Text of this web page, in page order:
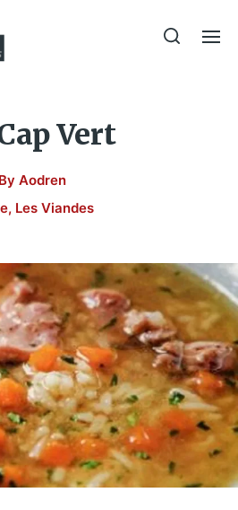
Vert
By Aodren
, Les Viandes